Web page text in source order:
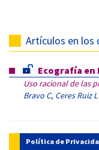
Artículos en los
Ecografía
Uso racional de las
Bravo C, Ceres Ruiz L
Política de